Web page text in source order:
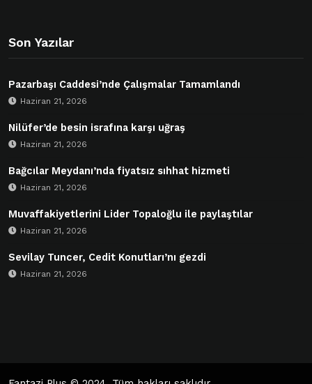
Son Yazılar
Pazarbaşı Caddesi’nde Çalışmalar Tamamlandı
Haziran 21, 2026
Nilüfer’de besin israfına karşı uğraş
Haziran 21, 2026
Bağcılar Meydanı’nda fiyatsız sıhhat hizmeti
Haziran 21, 2026
Muvaffakiyetlerini Lider Topaloğlu ile paylaştılar
Haziran 21, 2026
Sevilay Tuncer, Cedit Konutları’nı gezdi
Haziran 21, 2026